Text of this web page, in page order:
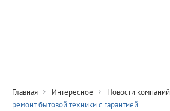
Главная Интересное Новости компаний
ремонт бытовой техники с гарантией